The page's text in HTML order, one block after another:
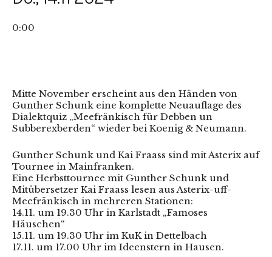
0:00
Mitte November erscheint aus den Händen von
Gunther Schunk eine komplette Neuauflage des
Dialektquiz „Meefränkisch für Debben un
Subberexberden“ wieder bei Koenig & Neumann.
Gunther Schunk und Kai Fraass sind mit Asterix auf
Tournee in Mainfranken.
Eine Herbsttournee mit Gunther Schunk und
Mitübersetzer Kai Fraass lesen aus Asterix-uff-
Meefränkisch in mehreren Stationen:
14.11. um 19.30 Uhr in Karlstadt „Famoses
Häuschen“
15.11. um 19.30 Uhr im KuK in Dettelbach
17.11. um 17.00 Uhr im Ideenstern in Hausen.